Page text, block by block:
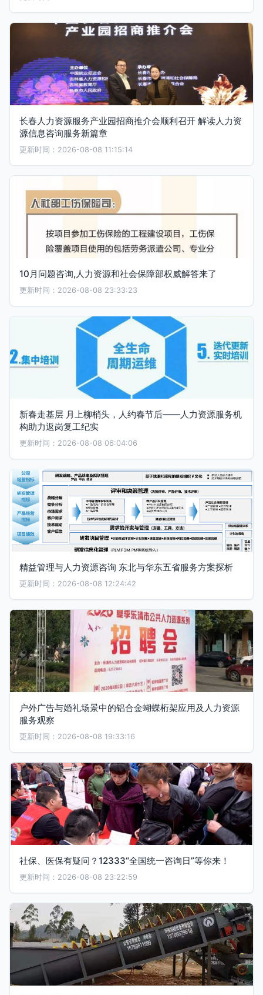
长春人力资源服务产业园招商推介会顺利召开 解读人力资
源信息咨询服务新篇章
更新时间：2026-08-08 11:15:14
10月问题咨询,人力资源和社会保障部权威解答来了
更新时间：2026-08-08 23:33:23
新春走基层 月上柳梢头，人约春节后——人力资源服务机
构助力返岗复工纪实
更新时间：2026-08-08 06:04:06
精益管理与人力资源咨询 东北与华东五省服务方案探析
更新时间：2026-08-08 12:24:42
户外广告与婚礼场景中的铝合金蝴蝶桁架应用及人力资源
服务观察
更新时间：2026-08-08 19:33:16
社保、医保有疑问？12333“全国统一咨询日”等你来！
更新时间：2026-08-08 23:22:59